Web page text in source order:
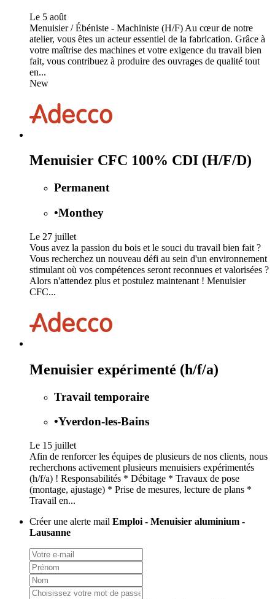
Le 5 août
Menuisier / Ébéniste - Machiniste (H/F) Au cœur de notre
atelier, vous êtes un acteur essentiel de la fabrication. Grâce à
votre maîtrise des machines et votre exigence du travail bien
fait, vous contribuez à produire des ouvrages de qualité tout
en...
New
Menuisier CFC 100% CDI (H/F/D)
Permanent
•Monthey
Le 27 juillet
Vous avez la passion du bois et le souci du travail bien fait ?
Vous recherchez un nouveau défi au sein d'un environnement
stimulant où vos compétences seront reconnues et valorisées ?
Alors n'attendez plus et postulez maintenant ! Menuisier
CFC...
Menuisier expérimenté (h/f/a)
Travail temporaire
•Yverdon-les-Bains
Le 15 juillet
Afin de renforcer les équipes de plusieurs de nos clients, nous
recherchons activement plusieurs menuisiers expérimentés
(h/f/a) ! Responsabilités * Débitage * Travaux de pose
(montage, ajustage) * Prise de mesures, lecture de plans *
Travail en...
Créer une alerte mail Emploi - Menuisier aluminium -
Lausanne